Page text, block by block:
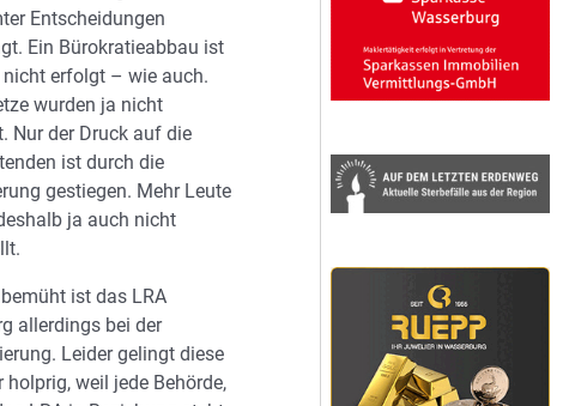
Entscheidungen
Ein Bürokratieabbau ist
erfolgt – wie auch.
wurden ja nicht
Nur der Druck auf die
ist durch die
gestiegen. Mehr Leute
ja auch nicht
ist das LRA
allerdings bei der
Leider gelingt diese
holprig, weil jede Behörde,